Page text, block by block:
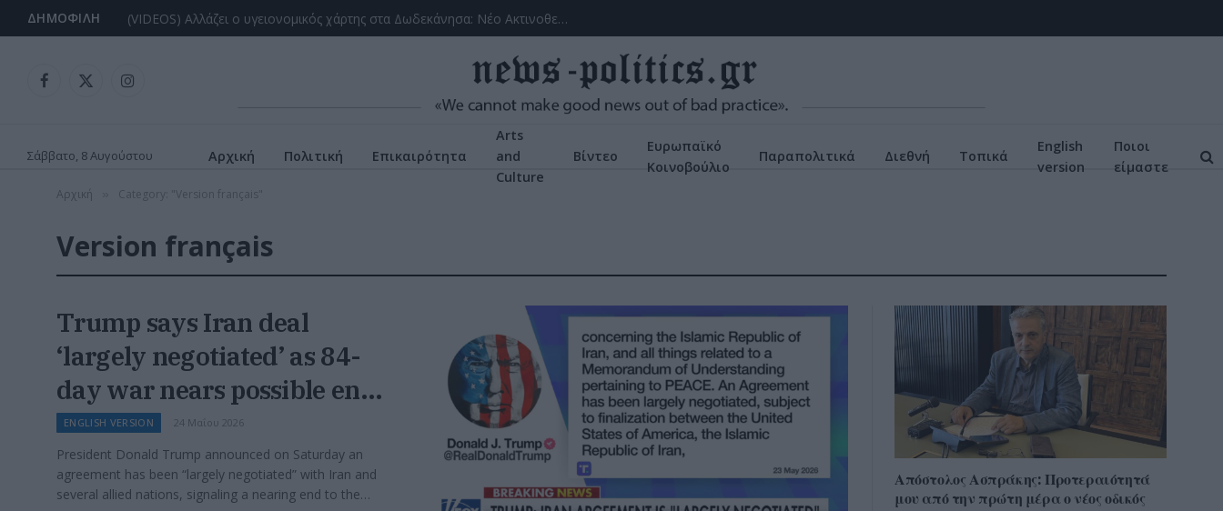
ΔΗΜΟΦΙΛΉ (VIDEOS) Αλλάζει ο υγειονομικός χάρτης στα Δωδεκάνησα: Νέο Ακτινοθεραπευτικό Κέντρο και ενίσχυση του ΕΣΥ στη Ρόδο, σύμφωνα με τον υπ. Υγείας, Άδωνη Γεωργιάδη
Facebook
X
Instagram
Σάββατο, 8 Αυγούστου Αρχική Πολιτική Επικαιρότητα
Arts
and
Culture
Βίντεο
Ευρωπαϊκό
Κοινοβούλιο
Παραπολιτικά Διεθνή Τοπικά
English
version
Ποιοι
είμαστε
Αρχική Category: "Version français"
Version français
Trump says Iran deal
‘largely negotiated’ as 84-
day war nears possible end -
video
ENGLISH VERSION 24 Μαΐου 2026
President Donald Trump announced on Saturday an
agreement has been “largely negotiated” with Iran and
several allied nations, signaling a nearing end to the…
Απόστολος Ασπράκης: Προτεραιότητά
μου από την πρώτη μέρα ο νέος οδικός